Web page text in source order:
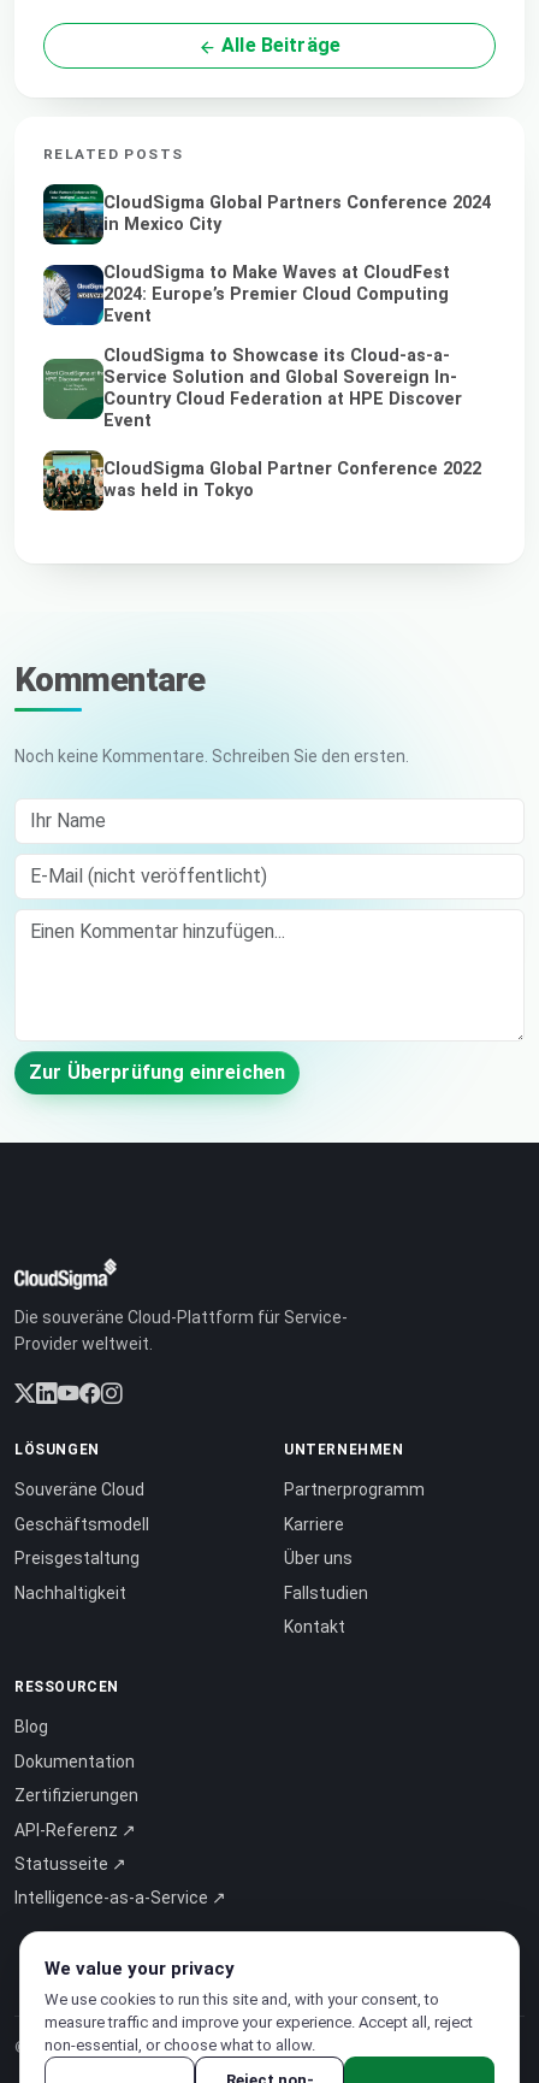
Alle Beiträge
RELATED POSTS
CloudSigma Global Partners Conference 2024
in Mexico City
CloudSigma to Make Waves at CloudFest
2024: Europe’s Premier Cloud Computing
Event
CloudSigma to Showcase its Cloud-as-a-
Service Solution and Global Sovereign In-
Country Cloud Federation at HPE Discover
Event
CloudSigma Global Partner Conference 2022
was held in Tokyo
Kommentare
Noch keine Kommentare. Schreiben Sie den ersten.
Ihr Name
E-Mail (nicht veröffentlicht)
Comment
Zur Überprüfung einreichen
Die souveräne Cloud-Plattform für Service-
Provider weltweit.
LÖSUNGEN
Souveräne Cloud
Geschäftsmodell
Preisgestaltung
Nachhaltigkeit
UNTERNEHMEN
Partnerprogramm
Karriere
Über uns
Fallstudien
Kontakt
RESSOURCEN
Blog
Dokumentation
Zertifizierungen
API-Referenz ↗
Statusseite ↗
Intelligence-as-a-Service ↗
© 2026 CloudSigma Holding AG.Alle Rechte vorbehalten
We value your privacy
We use cookies to run this site and, with your consent, to
measure traffic and improve your experience. Accept all, reject
non-essential, or choose what to allow.